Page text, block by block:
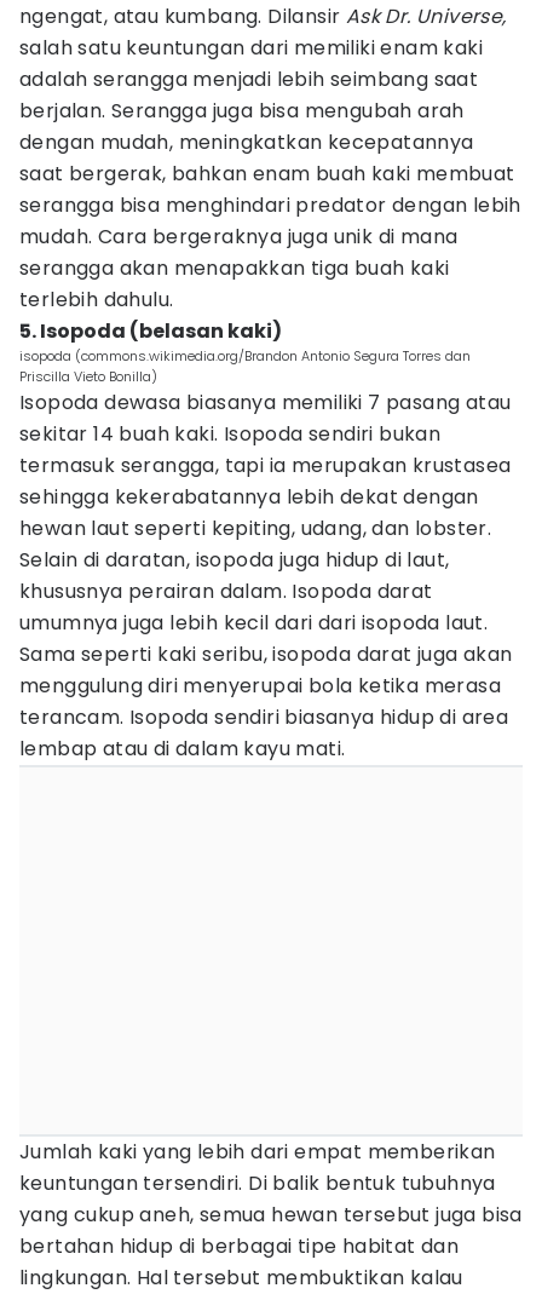
ngengat, atau kumbang. Dilansir Ask Dr. Universe,
salah satu keuntungan dari memiliki enam kaki
adalah serangga menjadi lebih seimbang saat
berjalan. Serangga juga bisa mengubah arah
dengan mudah, meningkatkan kecepatannya
saat bergerak, bahkan enam buah kaki membuat
serangga bisa menghindari predator dengan lebih
mudah. Cara bergeraknya juga unik di mana
serangga akan menapakkan tiga buah kaki
terlebih dahulu.
5. Isopoda (belasan kaki)
isopoda (commons.wikimedia.org/Brandon Antonio Segura Torres dan
Priscilla Vieto Bonilla)
Isopoda dewasa biasanya memiliki 7 pasang atau
sekitar 14 buah kaki. Isopoda sendiri bukan
termasuk serangga, tapi ia merupakan krustasea
sehingga kekerabatannya lebih dekat dengan
hewan laut seperti kepiting, udang, dan lobster.
Selain di daratan, isopoda juga hidup di laut,
khususnya perairan dalam. Isopoda darat
umumnya juga lebih kecil dari dari isopoda laut.
Sama seperti kaki seribu, isopoda darat juga akan
menggulung diri menyerupai bola ketika merasa
terancam. Isopoda sendiri biasanya hidup di area
lembap atau di dalam kayu mati.
Jumlah kaki yang lebih dari empat memberikan
keuntungan tersendiri. Di balik bentuk tubuhnya
yang cukup aneh, semua hewan tersebut juga bisa
bertahan hidup di berbagai tipe habitat dan
lingkungan. Hal tersebut membuktikan kalau